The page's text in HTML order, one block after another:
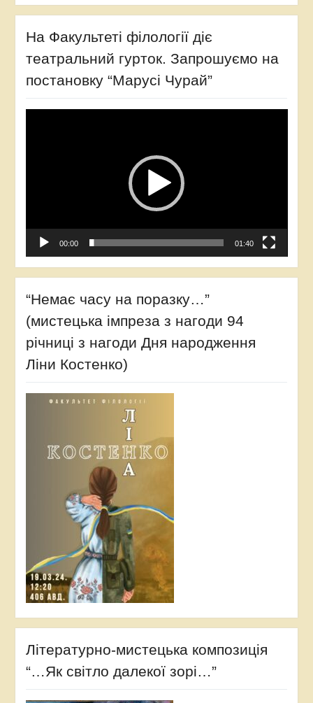
На Факультеті філології діє
театральний гурток. Запрошуємо на
постановку “Марусі Чурай”
00:00 01:40
“Немає часу на поразку…”
(мистецька імпреза з нагоди 94
річниці з нагоди Дня народження
Ліни Костенко)
Літературно-мистецька композиція
“…Як світло далекої зорі…”